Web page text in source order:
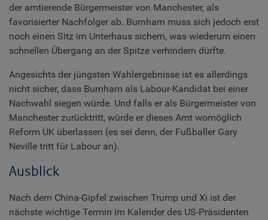
der amtierende Bürgermeister von Manchester, als
favorisierter Nachfolger ab. Burnham muss sich jedoch erst
noch einen Sitz im Unterhaus sichern, was wiederum einen
schnellen Übergang an der Spitze verhindern dürfte.
Angesichts der jüngsten Wahlergebnisse ist es allerdings
nicht sicher, dass Burnham als Labour-Kandidat bei einer
Nachwahl siegen würde. Und falls er als Bürgermeister von
Manchester zurücktritt, würde er dieses Amt womöglich
Reform UK überlassen (es sei denn, der Fußballer Gary
Neville tritt für Labour an).
Ausblick
Nach dem China-Gipfel zwischen Trump und Xi ist der
nächste wichtige Termin im Kalender des US-Präsidenten